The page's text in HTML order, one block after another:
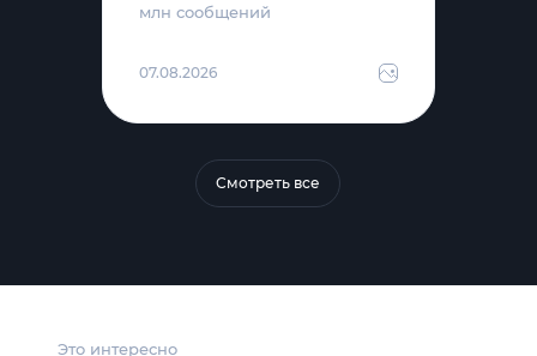
Это интересно
млн сообщений
07.08.2026
Смотреть все